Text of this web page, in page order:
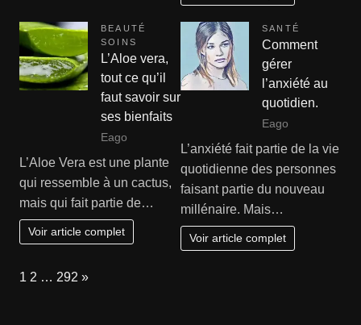
BEAUTÉ
SOINS
L’Aloe vera,
tout ce qu’il
faut savoir sur
ses bienfaits
Eago
L’Aloe Vera est une plante
qui ressemble à un cactus,
mais qui fait partie de…
Voir article complet
SANTÉ
Comment
gérer
l’anxiété au
quotidien.
Eago
L’anxiété fait partie de la vie
quotidienne des personnes
faisant partie du nouveau
millénaire. Mais…
Voir article complet
Page:
1 2 … 292 Next
»